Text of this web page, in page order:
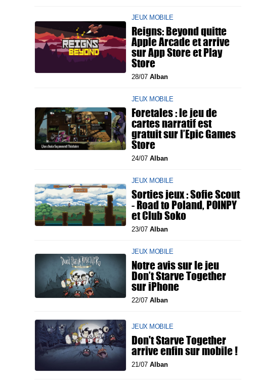
JEUX MOBILE
Reigns: Beyond quitte
Apple Arcade et arrive
sur App Store et Play
Store
28/07 Alban
JEUX MOBILE
Foretales : le jeu de
cartes narratif est
gratuit sur l’Epic Games
Store
24/07 Alban
JEUX MOBILE
Sorties jeux : Sofie Scout
- Road to Poland, POINPY
et Club Soko
23/07 Alban
JEUX MOBILE
Notre avis sur le jeu
Don’t Starve Together
sur iPhone
22/07 Alban
JEUX MOBILE
Don't Starve Together
arrive enfin sur mobile !
21/07 Alban